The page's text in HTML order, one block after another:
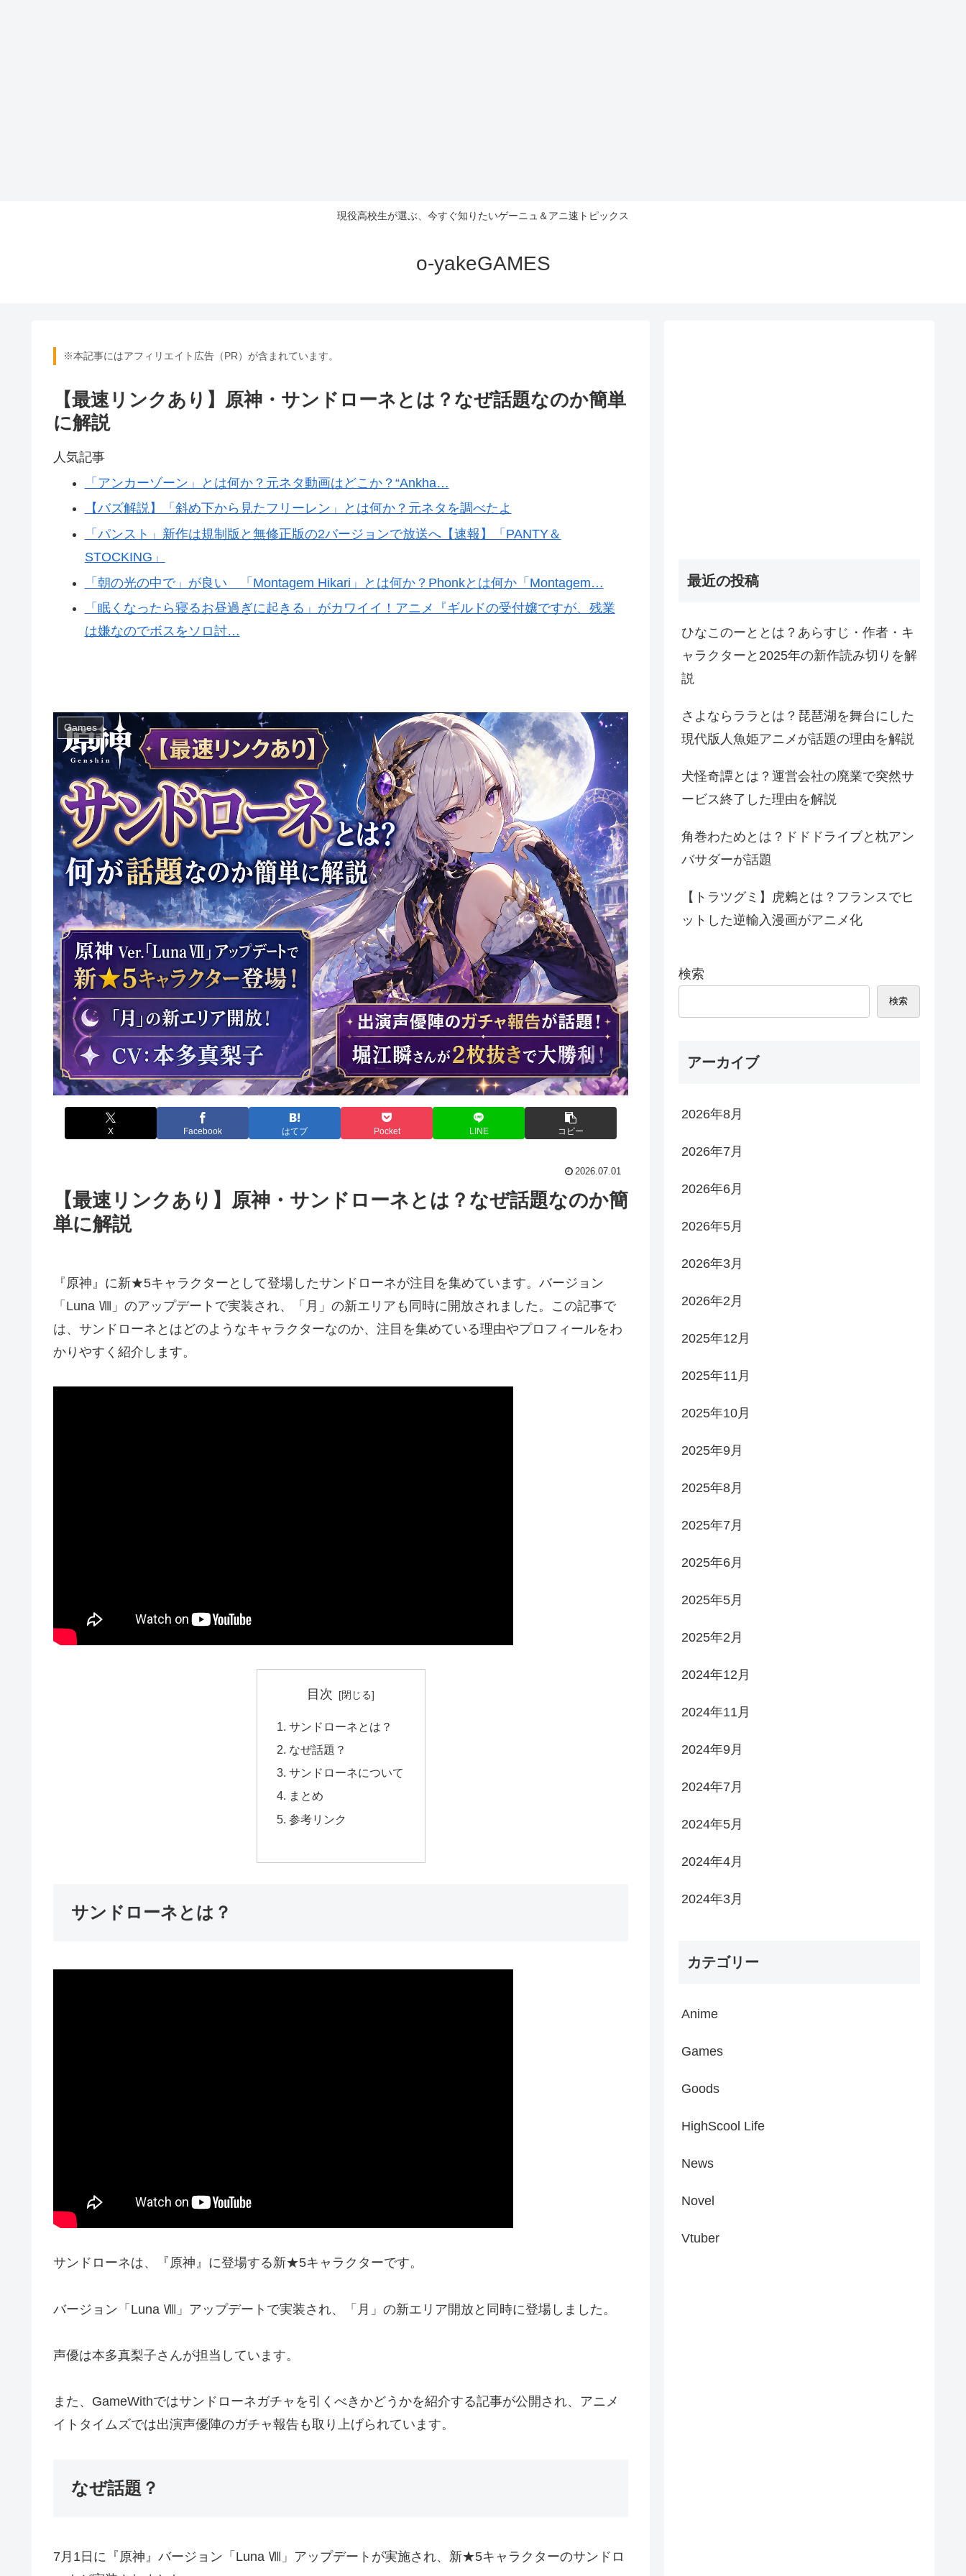
現役高校生が選ぶ、今すぐ知りたいゲーニュ＆アニ速トピックス
o-yakeGAMES
※本記事にはアフィリエイト広告（PR）が含まれています。
【最速リンクあり】原神・サンドローネとは？なぜ話題なのか簡単
に解説
人気記事
「アンカーゾーン」とは何か？元ネタ動画はどこか？“Ankha…
【バズ解説】「斜め下から見たフリーレン」とは何か？元ネタを調べたよ
「パンスト」新作は規制版と無修正版の2バージョンで放送へ【速報】「PANTY＆
STOCKING」
「朝の光の中で」が良い 「Montagem Hikari」とは何か？Phonkとは何か「Montagem…
「眠くなったら寝るお昼過ぎに起きる」がカワイイ！アニメ『ギルドの受付嬢ですが、残業
は嫌なのでボスをソロ討…
Games
X Facebook はてブ Pocket LINE コピー
2026.07.01
【最速リンクあり】原神・サンドローネとは？なぜ話題なのか簡
単に解説
『原神』に新★5キャラクターとして登場したサンドローネが注目を集めています。バージョン
「Luna Ⅷ」のアップデートで実装され、「月」の新エリアも同時に開放されました。この記事で
は、サンドローネとはどのようなキャラクターなのか、注目を集めている理由やプロフィールをわ
かりやすく紹介します。
目次
サンドローネとは？
なぜ話題？
サンドローネについて
まとめ
参考リンク
サンドローネとは？
サンドローネは、『原神』に登場する新★5キャラクターです。
バージョン「Luna Ⅷ」アップデートで実装され、「月」の新エリア開放と同時に登場しました。
声優は本多真梨子さんが担当しています。
また、GameWithではサンドローネガチャを引くべきかどうかを紹介する記事が公開され、アニメ
イトタイムズでは出演声優陣のガチャ報告も取り上げられています。
なぜ話題？
7月1日に『原神』バージョン「Luna Ⅷ」アップデートが実施され、新★5キャラクターのサンドロ
最近の投稿
ひなこのーととは？あらすじ・作者・キ
ャラクターと2025年の新作読み切りを解
説
さよならララとは？琵琶湖を舞台にした
現代版人魚姫アニメが話題の理由を解説
犬怪奇譚とは？運営会社の廃業で突然サ
ービス終了した理由を解説
角巻わためとは？ドドドライブと枕アン
バサダーが話題
【トラツグミ】虎鶫とは？フランスでヒ
ットした逆輸入漫画がアニメ化
検索
検索
アーカイブ
2026年8月
2026年7月
2026年6月
2026年5月
2026年3月
2026年2月
2025年12月
2025年11月
2025年10月
2025年9月
2025年8月
2025年7月
2025年6月
2025年5月
2025年2月
2024年12月
2024年11月
2024年9月
2024年7月
2024年5月
2024年4月
2024年3月
カテゴリー
Anime
Games
Goods
HighScool Life
News
Novel
Vtuber